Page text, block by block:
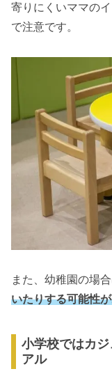
寄りにくいママの
で注意です。
また、幼稚園の場
いたりする可能性
小学校ではカ
アル